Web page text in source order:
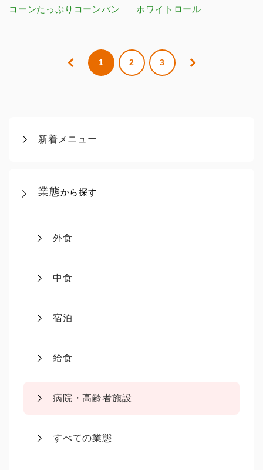
新着メニュー
業態から探す
外食
中食
宿泊
給食
病院・高齢者施設
すべての業態
コーンたっぷりコーンパン ホワイトロール
1 2 3